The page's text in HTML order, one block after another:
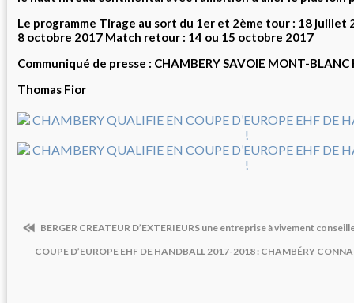
Le programme Tirage au sort du 1er et 2ème tour : 18 juillet
8 octobre 2017 Match retour : 14 ou 15 octobre 2017
Communiqué de presse : CHAMBERY SAVOIE MONT-BLANC
Thomas Fior
BERGER CREATEUR D’EXTERIEURS une entreprise à vivement
COUPE D’EUROPE EHF DE HANDBALL 2017-2018 : CHAMBÉRY